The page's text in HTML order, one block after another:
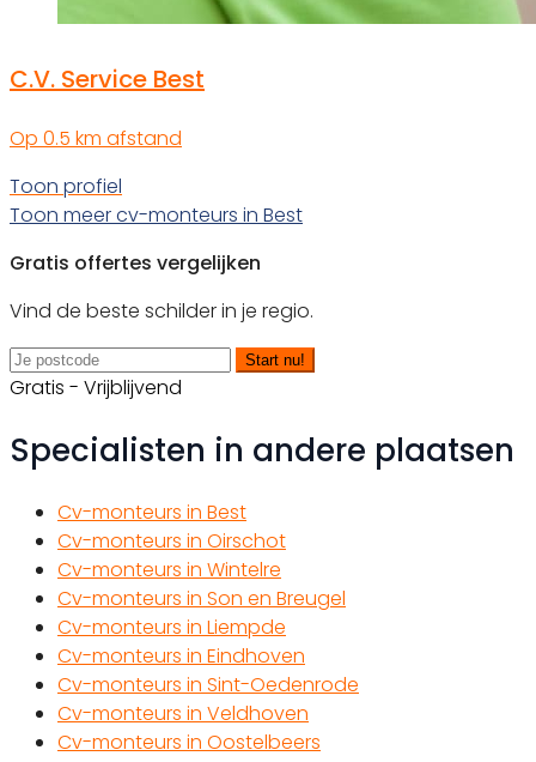
C.V. Service Best
Op 0.5 km afstand
Toon profiel
Toon meer cv-monteurs in Best
Gratis offertes vergelijken
Vind de beste schilder in je regio.
Start nu!
Gratis - Vrijblijvend
Specialisten in andere plaatsen
Cv-monteurs in Best
Cv-monteurs in Oirschot
Cv-monteurs in Wintelre
Cv-monteurs in Son en Breugel
Cv-monteurs in Liempde
Cv-monteurs in Eindhoven
Cv-monteurs in Sint-Oedenrode
Cv-monteurs in Veldhoven
Cv-monteurs in Oostelbeers